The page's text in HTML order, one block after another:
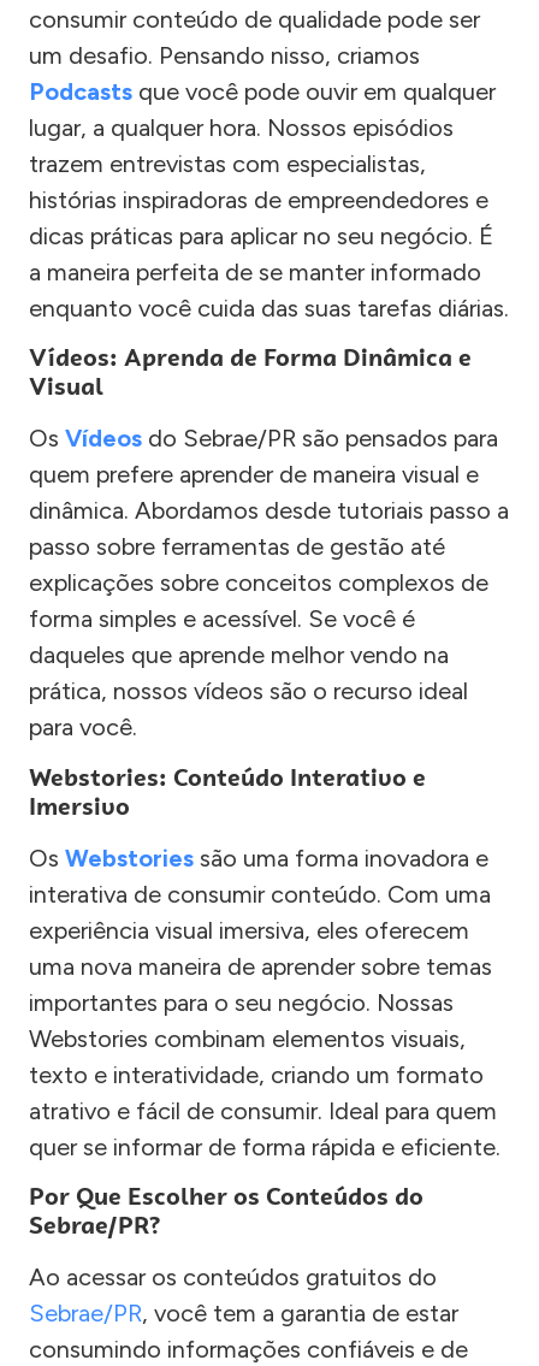
consumir conteúdo de qualidade pode ser
um desafio. Pensando nisso, criamos
Podcasts que você pode ouvir em qualquer
lugar, a qualquer hora. Nossos episódios
trazem entrevistas com especialistas,
histórias inspiradoras de empreendedores e
dicas práticas para aplicar no seu negócio. É
a maneira perfeita de se manter informado
enquanto você cuida das suas tarefas diárias.
Vídeos: Aprenda de Forma Dinâmica e
Visual
Os Vídeos do Sebrae/PR são pensados para
quem prefere aprender de maneira visual e
dinâmica. Abordamos desde tutoriais passo a
passo sobre ferramentas de gestão até
explicações sobre conceitos complexos de
forma simples e acessível. Se você é
daqueles que aprende melhor vendo na
prática, nossos vídeos são o recurso ideal
para você.
Webstories: Conteúdo Interativo e
Imersivo
Os Webstories são uma forma inovadora e
interativa de consumir conteúdo. Com uma
experiência visual imersiva, eles oferecem
uma nova maneira de aprender sobre temas
importantes para o seu negócio. Nossas
Webstories combinam elementos visuais,
texto e interatividade, criando um formato
atrativo e fácil de consumir. Ideal para quem
quer se informar de forma rápida e eficiente.
Por Que Escolher os Conteúdos do
Sebrae/PR?
Ao acessar os conteúdos gratuitos do
Sebrae/PR, você tem a garantia de estar
consumindo informações confiáveis e de